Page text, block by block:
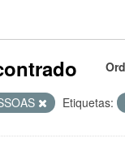
Etiquetas: